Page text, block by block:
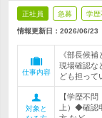
正社員 急募 学歴
情報更新日：2026/06/23
仕事内容
《部長候
現場確認な
ども担って
対象と
【学歴不
上）◆確認